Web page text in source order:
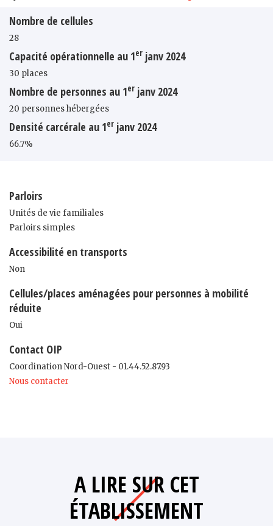
Nombre de cellules
28
Capacité opérationnelle au 1er janv 2024
30 places
Nombre de personnes au 1er janv 2024
20 personnes hébergées
Densité carcérale au 1er janv 2024
66.7%
Parloirs
Unités de vie familiales
Parloirs simples
Accessibilité en transports
Non
Cellules/places aménagées pour personnes à mobilité
réduite
Oui
Contact OIP
Coordination Nord-Ouest - 01.44.52.87.93
Nous contacter
A LIRE SUR CET
ÉTABLISSEMENT